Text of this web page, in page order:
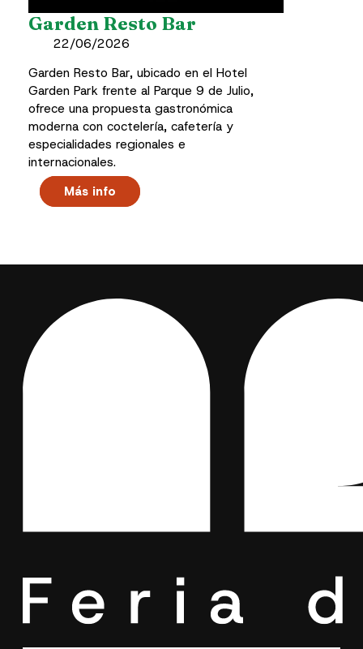
Garden Resto Bar
22/06/2026
Garden Resto Bar, ubicado en el Hotel
Garden Park frente al Parque 9 de Julio,
ofrece una propuesta gastronómica
moderna con coctelería, cafetería y
especialidades regionales e
internacionales.
Más info